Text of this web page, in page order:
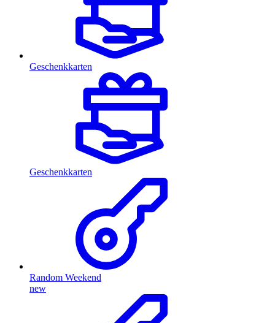
Geschenkkarten
Geschenkkarten
Random Weekend
new